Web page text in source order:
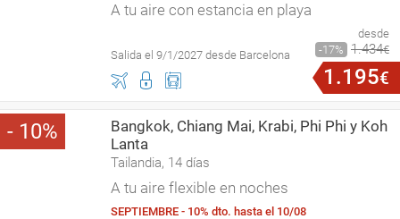
A tu aire con estancia en playa
Salida el 9/1/2027 desde Barcelona
desde
17
1.434€
1 .195€
10
Bangkok, Chiang Mai, Krabi, Phi Phi y Koh
Lanta
Tailandia, 14 días
A tu aire flexible en noches
SEPTIEMBRE - 10% dto. hasta el 10/08